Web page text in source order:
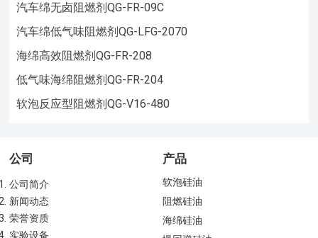
汽车绵无卤阻燃剂QG-FR-09C
汽车绵低气味阻燃剂QG-LFG-2070
海绵高效阻燃剂QG-FR-208
低气味海绵阻燃剂QG-FR-204
软泡反应型阻燃剂QG-V16-480
公司
公司简介
新闻动态
荣誉资质
产品
软泡硅油
阻燃硅油
海绵硅油